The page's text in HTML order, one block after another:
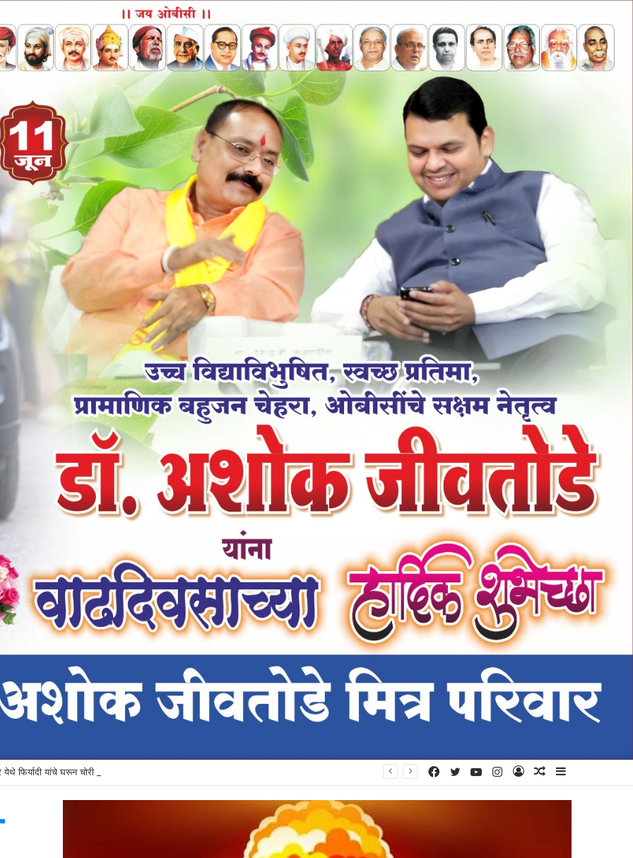
येथे फिर्यादी यांचे घरून चोरी गेलेला मुद्देमाल जप्त
Random
Article
Log
In
Instagram
YouTube
Twitter
Facebook